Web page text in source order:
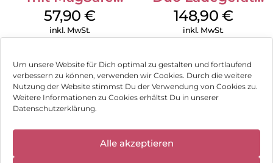
Um unsere Website für Dich optimal zu gestalten und fortlaufend
verbessern zu können, verwenden wir Cookies. Durch die weitere
Nutzung der Website stimmst Du der Verwendung von Cookies zu.
Weitere Informationen zu Cookies erhältst Du in unserer
Datenschutzerklärung.
Alle akzeptieren
iPhone 14 Pro
(PRODUCT)RED
57,90€
inkl. MwSt.
Weiß
148,90 €
inkl. MwSt.
Impressum